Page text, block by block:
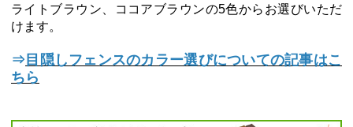
ライトブラウン、ココアブラウンの5色からお選びいただ
けます。
⇒ 目隠しフェンスのカラー選びについての記事はこ
ちら